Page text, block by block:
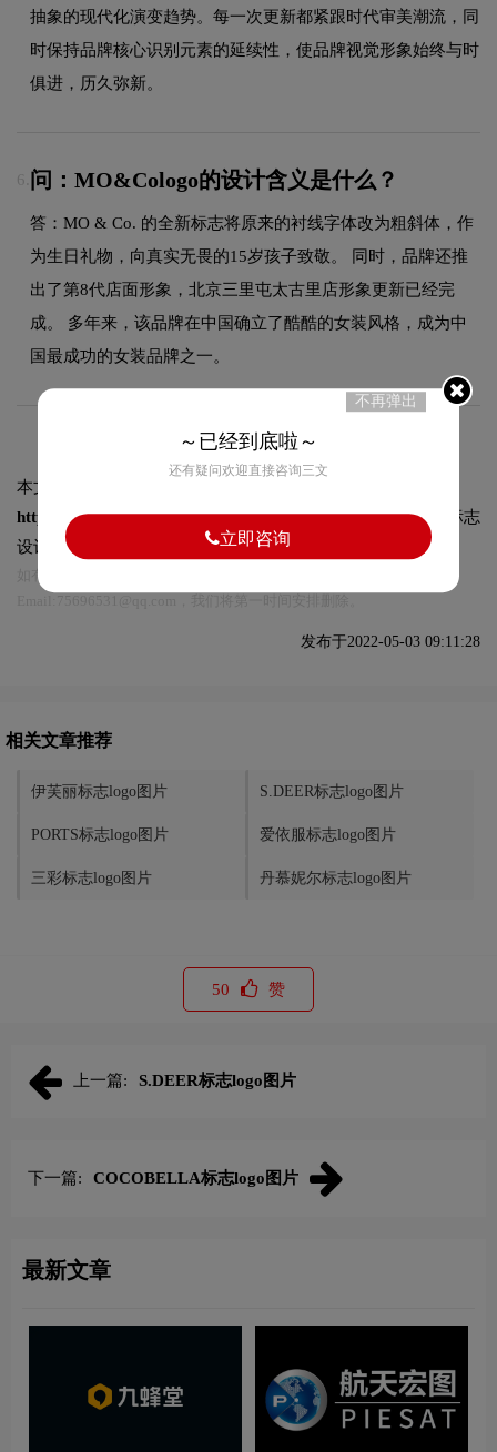
抽象的现代化演变趋势。每一次更新都紧跟时代审美潮流，同
时保持品牌核心识别元素的延续性，使品牌视觉形象始终与时
俱进，历久弥新。
6. 问：MO&Cologo的设计含义是什么？
答：MO & Co. 的全新标志将原来的衬线字体改为粗斜体，作
为生日礼物，向真实无畏的15岁孩子致敬。 同时，品牌还推
出了第8代店面形象，北京三里屯太古里店形象更新已经完
成。 多年来，该品牌在中国确立了酷酷的女装风格，成为中
国最成功的女装品牌之一。
本文标题和链接
https://logo9.net/works/8915.html转载时请注明出处为诗宸标志
设计及本链接!
如有内容侵犯您的合法权益，请及时与我们联系
发布于2022-05-03 09:11:28
相关文章推荐
伊芙丽标志logo图片 S.DEER标志logo图片
PORTS标志logo图片 爱依服标志logo图片
三彩标志logo图片 丹慕妮尔标志logo图片
50 赞
上一篇: S.DEER标志logo图片
下一篇: COCOBELLA标志logo图片
最新文章
不再弹出
～已经到底啦～
还有疑问欢迎直接咨询三文
立即咨询